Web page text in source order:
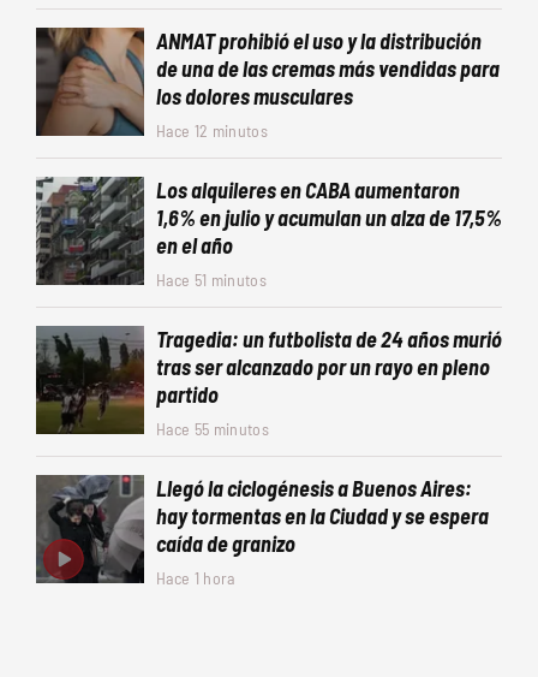
ANMAT prohibió el uso y la distribución
de una de las cremas más vendidas para
los dolores musculares
Hace 12 minutos
Los alquileres en CABA aumentaron
1,6% en julio y acumulan un alza de 17,5%
en el año
Hace 51 minutos
Tragedia: un futbolista de 24 años murió
tras ser alcanzado por un rayo en pleno
partido
Hace 55 minutos
Llegó la ciclogénesis a Buenos Aires:
hay tormentas en la Ciudad y se espera
caída de granizo
Hace 1 hora